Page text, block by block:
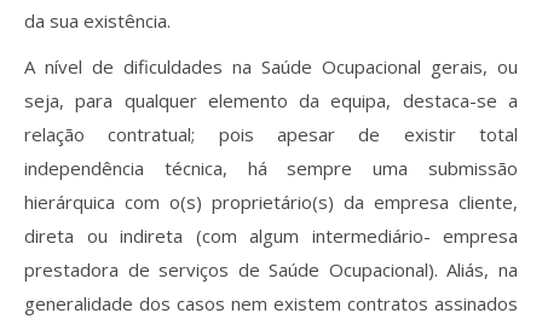
da sua existência.
A nível de dificuldades na Saúde Ocupacional gerais, ou
seja, para qualquer elemento da equipa, destaca-se a
relação contratual; pois apesar de existir total
independência técnica, há sempre uma submissão
hierárquica com o(s) proprietário(s) da empresa cliente,
direta ou indireta (com algum intermediário- empresa
prestadora de serviços de Saúde Ocupacional). Aliás, na
generalidade dos casos nem existem contratos assinados